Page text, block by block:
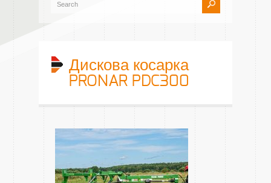
Дискова косарка
PRONAR PDC300